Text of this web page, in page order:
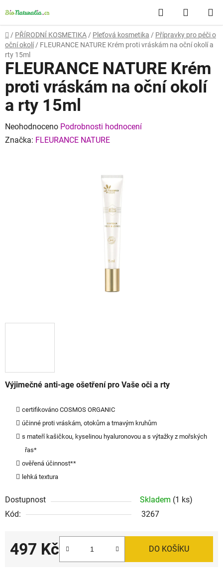
na
obsah
Hledat
KOŠÍK
Domů
/ PŘÍRODNÍ KOSMETIKA / Pleťová kosmetika / Přípravky pro péči o
oční okolí / FLEURANCE NATURE Krém proti vráskám na oční okolí a
rty 15ml
Výjimečné anti-age ošetření pro Vaše oči a rty
certifikováno COSMOS ORGANIC
účinné proti vráskám, otokům a tmavým kruhům
s mateří kašičkou, kyselinou hyaluronovou a s výtažky z mořských
řas*
ověřená účinnost**
lehká textura
Dostupnost Skladem (1 ks)
Kód:
3267
497 Kč DO KOŠÍKU
FLEURANCE NATURE Krém
proti vráskám na oční okolí
a rty 15ml
Průměrné
hodnocení
Neohodnoceno Podrobnosti hodnocení
Značka: FLEURANCE NATURE